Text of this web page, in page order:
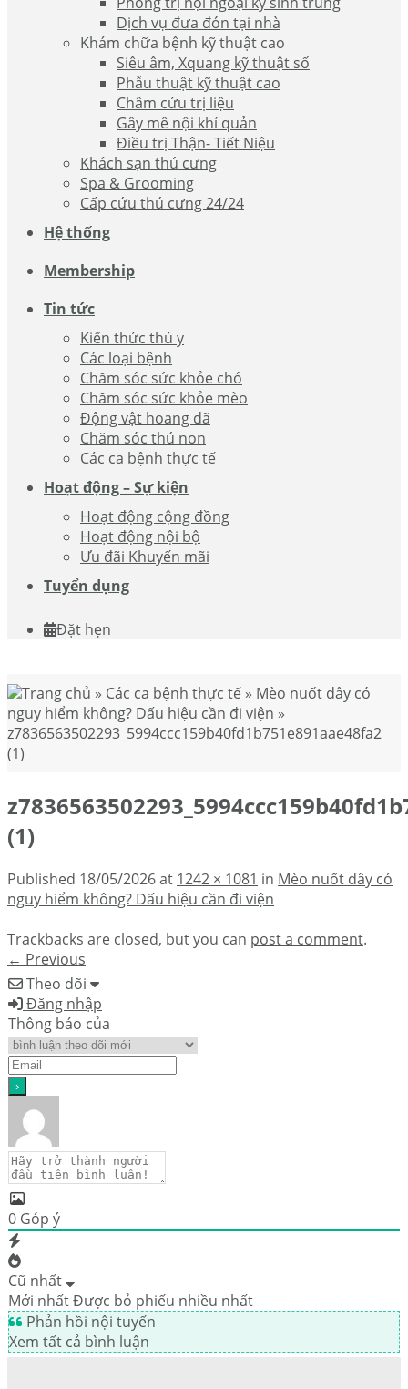
Dịch vụ đưa đón tại nhà
Khám chữa bệnh kỹ thuật cao
Siêu âm, Xquang kỹ thuật số
Phẫu thuật kỹ thuật cao
Châm cứu trị liệu
Gây mê nội khí quản
Điều trị Thận- Tiết Niệu
Khách sạn thú cưng
Spa & Grooming
Cấp cứu thú cưng 24/24
Hệ thống
Membership
Tin tức
Kiến thức thú y
Các loại bệnh
Chăm sóc sức khỏe chó
Chăm sóc sức khỏe mèo
Động vật hoang dã
Chăm sóc thú non
Các ca bệnh thực tế
Hoạt động – Sự kiện
Hoạt động cộng đồng
Hoạt động nội bộ
Ưu đãi Khuyến mãi
Tuyển dụng
Đặt hẹn
Trang chủ » Các ca bệnh thực tế » Mèo nuốt dây có
nguy hiểm không? Dấu hiệu cần đi viện »
z7836563502293_5994ccc159b40fd1b751e891aae48fa2
(1)
(1)
Published 18/05/2026at 1242 × 1081 in Mèo nuốt dây có
nguy hiểm không? Dấu hiệu cần đi viện
Trackbacks are closed, but you can post a comment.
← Previous
Theo dõi
Đăng nhập
Thông báo của
0 Góp ý
Cũ nhất
Mới nhấtĐược bỏ phiếu nhiều nhất
Phản hồi nội tuyến
Xem tất cả bình luận